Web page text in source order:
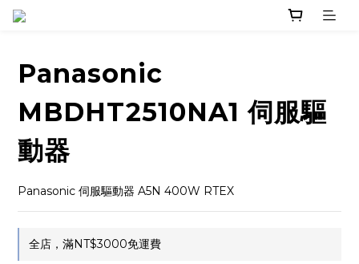
Panasonic
MBDHT2510NA1 伺服驅
動器
Panasonic 伺服驅動器 A5N 400W RTEX
全店，滿NT$3000免運費